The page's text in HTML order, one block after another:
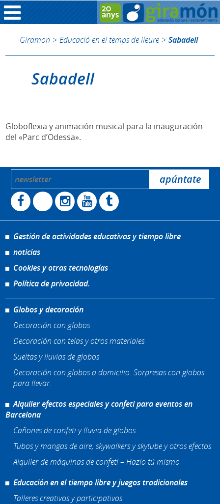
Giramon > Educació en el temps de lleure > Sabadell
Sabadell
Globoflexia y animación musical para la inauguración
del «Parc d’Odessa».
Gestión de actividades educativas y tiempo libre
noticias
Cookies y otras tecnologías
Política de privacidad.
Globos y decoración
Decoración con globos
Decoración con telas y otros materiales
Sueltas y lluvias de globos
Decoración con globos a domicilio. Sorpresas con globos
para llevar.
Alquiler efectos especiales y confeti para eventos en
Barcelona
Cañones de confeti y lluvia de globos
Tubos y mangas de aire, skywalkers y skytube y otros efectos
Alquiler de máquinas de confeti – Hazlo tú mismo
Educación en el tiempo libre y juegos tradicionales
Talleres creativos y participativos